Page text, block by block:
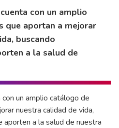
con un amplio
que aportan a mejorar
buscando
a la salud de
un amplio catálogo de
nuestra calidad de vida,
aporten a la salud de nuestra